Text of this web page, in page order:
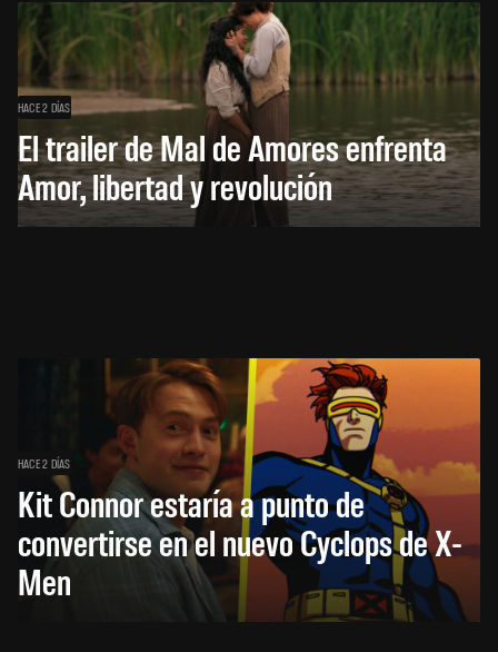
HACE 2 DÍAS
El trailer de Mal de Amores enfrenta
Amor, libertad y revolución
HACE 2 DÍAS
Kit Connor estaría a punto de
convertirse en el nuevo Cyclops de X-
Men